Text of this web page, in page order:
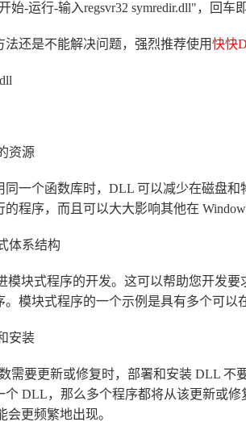
始-运行-输入regsvr32 symredir.dll"，回车
法还是不能解决问题，强烈推荐使用快快
资源
同一个函数库时，DLL 可以减少在磁盘
程序，而且可以大大影响其他在
体系结构
模块式程序的开发。这可以帮助您开发
模块式程序的一个示例是具有多个可以
安装
需要更新或修复时，部署和安装 DLL 不
个 DLL，那么多个程序都将从该更新或
更频繁地出现。